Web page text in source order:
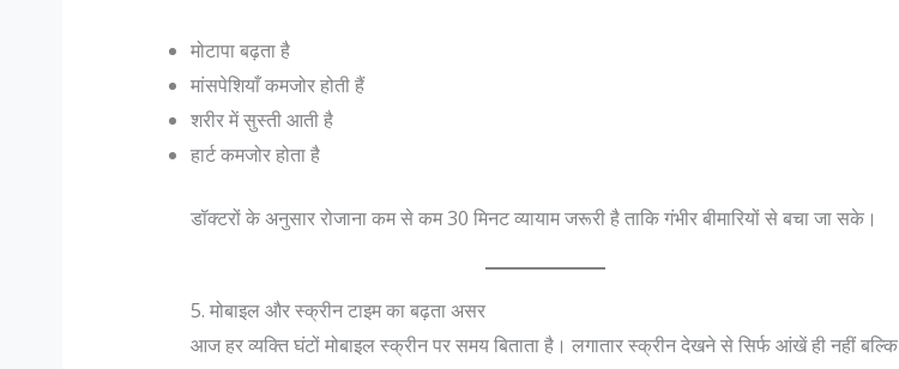
मोटापा बढ़ता है
मांसपेशियाँ कमजोर होती हैं
शरीर में सुस्ती आती है
हार्ट कमजोर होता है
डॉक्टरों के अनुसार रोजाना कम से कम 30 मिनट व्यायाम जरूरी है ताकि गंभीर बीमारियों से बचा जा सके।
5. मोबाइल और स्क्रीन टाइम का बढ़ता असर
आज हर व्यक्ति घंटों मोबाइल स्क्रीन पर समय बिताता है। लगातार स्क्रीन देखने से सिर्फ आंखें ही नहीं बल्कि